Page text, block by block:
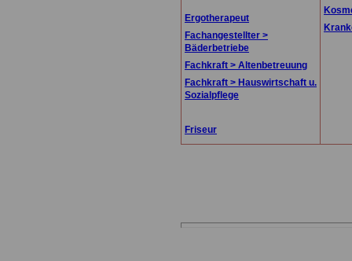
Ergotherapeut
Fachangestellter >
Bäderbetriebe
Fachkraft > Altenbetreuung
Fachkraft > Hauswirtschaft u.
Sozialpflege
Friseur